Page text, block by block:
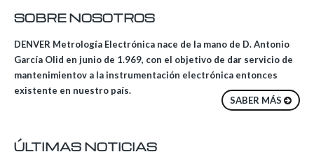
SOBRE NOSOTROS
DENVER Metrología Electrónica nace de la mano de D. Antonio
García Olid en junio de 1.969, con el objetivo de dar servicio de
mantenimientov a la instrumentación electrónica entonces
existente en nuestro país.
SABER MÁS
ÚLTIMAS NOTICIAS